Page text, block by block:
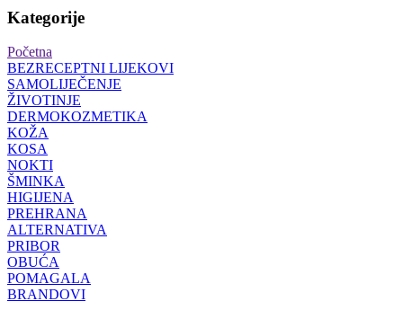
Kategorije
Početna
BEZRECEPTNI LIJEKOVI
SAMOLIJEČENJE
ŽIVOTINJE
DERMOKOZMETIKA
KOŽA
KOSA
NOKTI
ŠMINKA
HIGIJENA
PREHRANA
ALTERNATIVA
PRIBOR
OBUĆA
POMAGALA
BRANDOVI